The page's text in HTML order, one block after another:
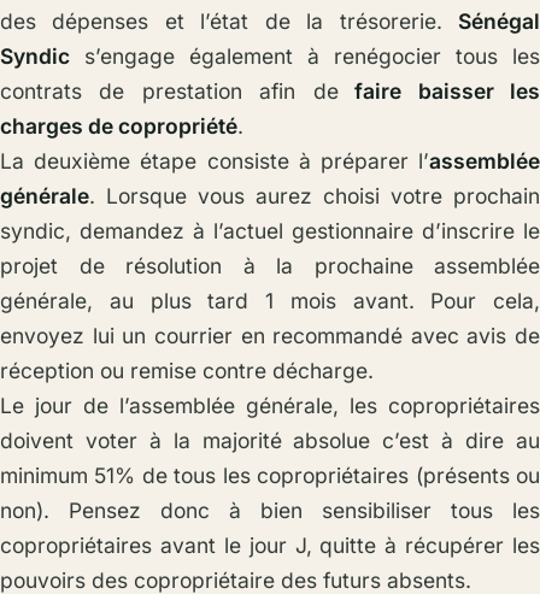
des dépenses et l’état de la trésorerie. Sénégal
Syndic s’engage également à renégocier tous les
contrats de prestation afin defaire baisser les
charges de copropriété.
La deuxième étape consiste à préparer l’assemblée
générale. Lorsque vous aurez choisi votre prochain
syndic, demandez à l’actuel gestionnaire d’inscrire le
projet de résolution à la prochaine assemblée
générale, au plus tard 1 mois avant. Pour cela,
envoyez lui un courrier en recommandé avec avis de
réception ou remise contre décharge.
Le jour de l’assemblée générale, les copropriétaires
doivent voter à la majorité absolue c’est à dire au
minimum 51% de tous les copropriétaires (présents ou
non). Pensez donc à bien sensibiliser tous les
copropriétaires avant le jour J, quitte à récupérer les
pouvoirs des copropriétaire des futurs absents.